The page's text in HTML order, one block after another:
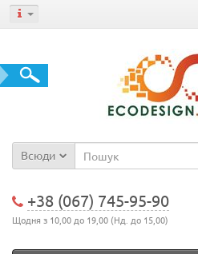
Всюди
+38 (067) 745-95-90
Щодня з 10,00 до 19,00 (Нд. до 15,00)